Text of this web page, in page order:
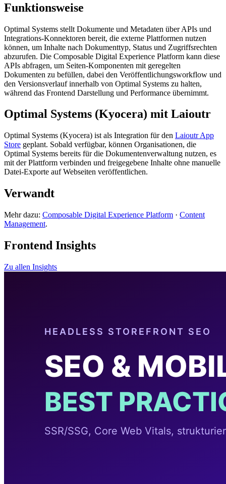
Funktionsweise
Optimal Systems stellt Dokumente und Metadaten über APIs und
Integrations-Konnektoren bereit, die externe Plattformen nutzen
können, um Inhalte nach Dokumenttyp, Status und Zugriffsrechten
abzurufen. Die Composable Digital Experience Platform kann diese
APIs abfragen, um Seiten-Komponenten mit geregelten
Dokumenten zu befüllen, dabei den Veröffentlichungsworkflow und
den Versionsverlauf innerhalb von Optimal Systems zu halten,
während das Frontend Darstellung und Performance übernimmt.
Optimal Systems (Kyocera) mit Laioutr
Optimal Systems (Kyocera) ist als Integration für den Laioutr App
Store geplant. Sobald verfügbar, können Organisationen, die
Optimal Systems bereits für die Dokumentenverwaltung nutzen, es
mit der Plattform verbinden und freigegebene Inhalte ohne manuelle
Datei-Exporte auf Webseiten veröffentlichen.
Verwandt
Mehr dazu: Composable Digital Experience Platform · Content
Management.
Frontend Insights
Zu allen Insights